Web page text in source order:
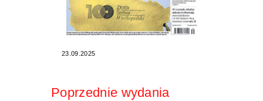
23.09.2025
Poprzednie wydania